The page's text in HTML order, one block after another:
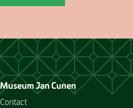
Museum Jan Cunen
Contact